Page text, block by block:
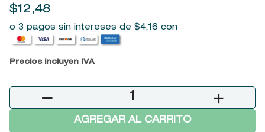
$12 ,48
o 3 pagos sin intereses de $4,16 con
Precios incluyen IVA
＋
－
AGREGAR AL CARRITO
10. john frieda